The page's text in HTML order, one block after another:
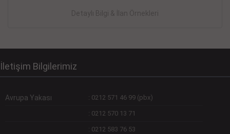
Detaylı Bilgi & İlan Örnekleri
İletişim Bilgilerimiz
Avrupa Yakası : 0212 571 46 99 (pbx)
: 0212 570 13 71
: 0212 583 76 53
Devamını Gör